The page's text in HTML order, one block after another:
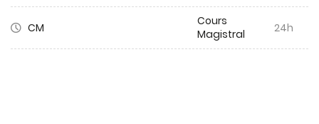
CM
Cours
Magistral
24h